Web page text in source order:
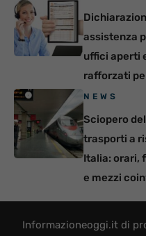
assistenza
uffici aperti
rafforzati
NEWS
Sciopero
trasporti a
Italia: orari,
e mezzi
Informazioneoggi.it di